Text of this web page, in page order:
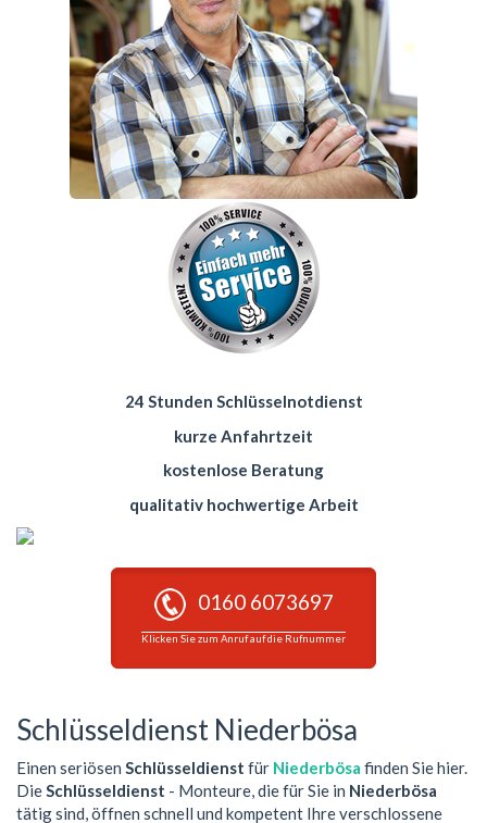
24 Stunden Schlüsselnotdienst
kurze Anfahrtzeit
kostenlose Beratung
qualitativ hochwertige Arbeit
0160 6073697
Klicken Sie zum Anruf auf die Rufnummer
Schlüsseldienst Niederbösa
Einen seriösen Schlüsseldienst für Niederbösa finden Sie hier.
DieSchlüsseldienst - Monteure, die für Sie in Niederbösa
tätig sind, öffnen schnell und kompetent Ihre verschlossene